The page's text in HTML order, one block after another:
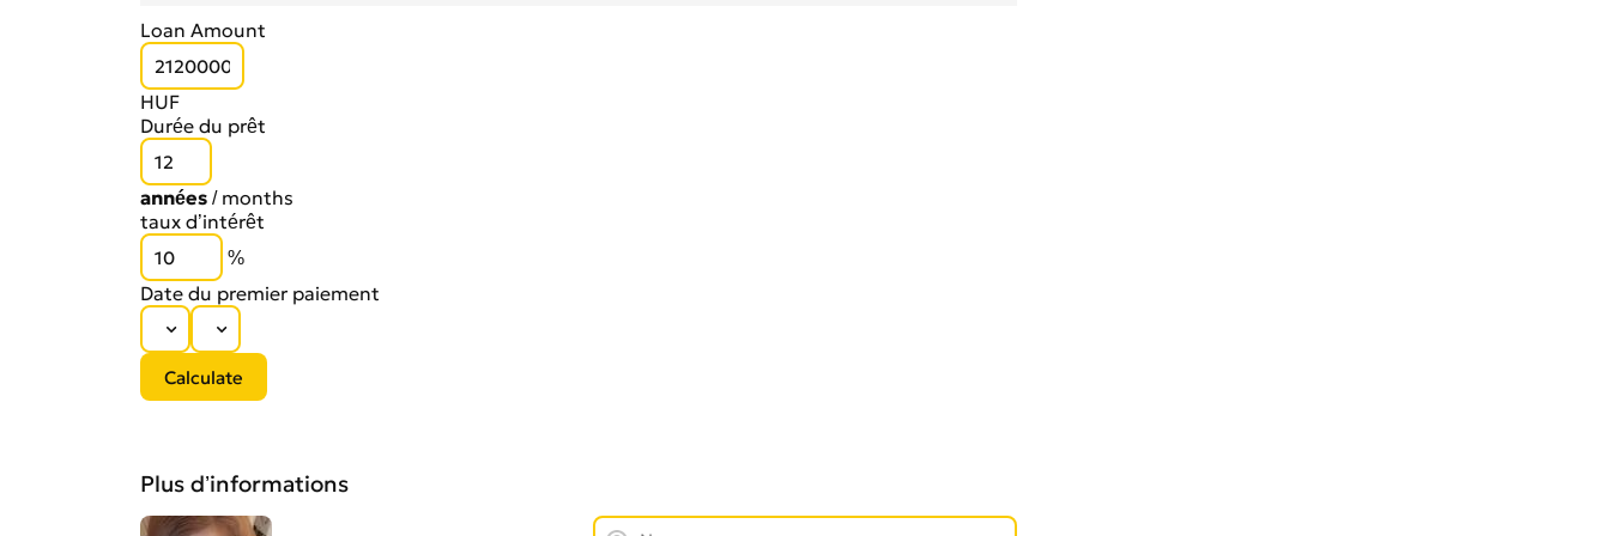
Loan Amount
HUF
Durée du prêt
années / months
taux d’intérêt
%
Date du premier paiement
Plus d’informations